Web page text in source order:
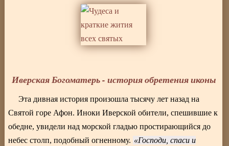
Иверская Богоматерь - история обретения иконы
Эта дивная история произошла тысячу лет назад на
Святой горе Афон. Иноки Иверской обители, спешившие к
обедне, увидели над морской гладью простирающийся до
небес столп, подобный огненному.
Господи, спаси и